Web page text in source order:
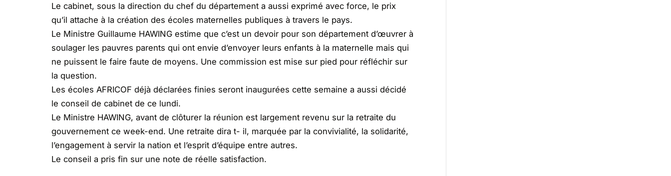
Le cabinet, sous la direction du chef du département a aussi exprimé avec force, le prix
qu’il attache à la création des écoles maternelles publiques à travers le pays.
Le Ministre Guillaume HAWING estime que c’est un devoir pour son département d’œuvrer à
soulager les pauvres parents qui ont envie d’envoyer leurs enfants à la maternelle mais qui
ne puissent le faire faute de moyens. Une commission est mise sur pied pour réfléchir sur
la question.
Les écoles AFRICOF déjà déclarées finies seront inaugurées cette semaine a aussi décidé
le conseil de cabinet de ce lundi.
Le Ministre HAWING, avant de clôturer la réunion est largement revenu sur la retraite du
gouvernement ce week-end. Une retraite dira t- il, marquée par la convivialité, la solidarité,
l’engagement à servir la nation et l’esprit d’équipe entre autres.
Le conseil a pris fin sur une note de réelle satisfaction.